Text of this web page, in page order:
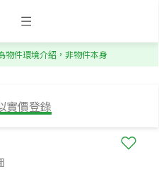
實價登錄
物件環境介紹，非物件本身